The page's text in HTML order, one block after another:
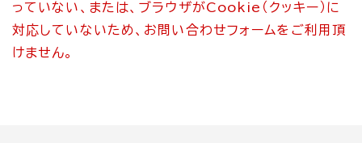
す
っていない、または、ブラウザがCookie（クッキー）に
対応していないため、お問い合わせフォームをご利用頂
けません。